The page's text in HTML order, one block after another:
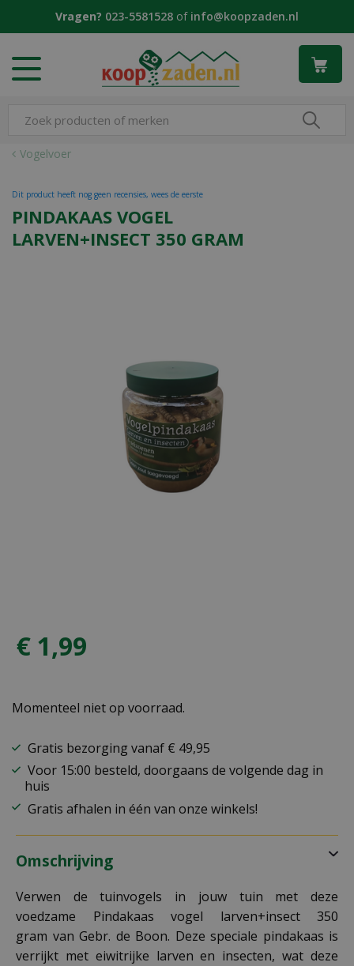
Vogelvoer
Vragen? 023-5581528 of info@koopzaden.nl
PINDAKAAS VOGEL
LARVEN+INSECT 350 GRAM
Dit product heeft nog geen recensies, wees de eerste
€ 1,99
Momenteel niet op voorraad.
Gratis bezorging vanaf € 49,95
Voor 15:00 besteld, doorgaans de volgende dag in
huis
Gratis afhalen in één van onze winkels!
Omschrijving
Verwen de tuinvogels in jouw tuin met deze
voedzame Pindakaas vogel larven+insect 350
gram van Gebr. de Boon. Deze speciale pindakaas is
verrijkt met eiwitrijke larven en insecten, wat deze